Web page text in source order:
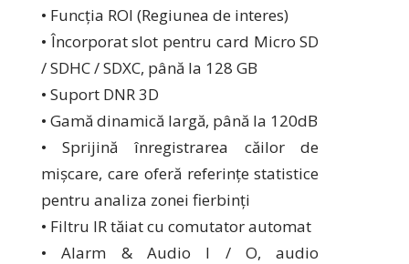
• Funcția ROI (Regiunea de interes)
• Încorporat slot pentru card Micro SD
/ SDHC / SDXC, până la 128 GB
• Suport DNR 3D
• Gamă dinamică largă, până la 120dB
• Sprijină înregistrarea căilor de
mișcare, care oferă referințe statistice
pentru analiza zonei fierbinți
• Filtru IR tăiat cu comutator automat
• Alarm & Audio I / O, audio